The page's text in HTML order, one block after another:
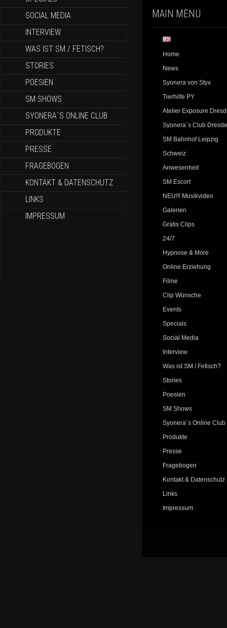
SOCIAL MEDIA
INTERVIEW
WAS IST SM / FETISCH?
STORIES
POESIEN
SM SHOWS
SYONERA`S ONLINE CLUB
PRODUKTE
PRESSE
FRAGEBOGEN
KONTAKT & DATENSCHUTZ
LINKS
IMPRESSUM
MAIN MENU
Home
News
Syonera von Styx
Tierhilfe PY
Atelier Exposure
Syonera`s Club
SM Bahnhof Leipzig
Schweiz
Anwesenheit
SM Escort
NEU!!! Musikvideo
Galerien
Gratis Clips
24/7
Hypnose & More
Online Erziehung
Filme
Clip Wünsche
Events
Specials
Social Media
Interview
Was ist SM / Fetisch?
Stories
Poesien
SM Shows
Syonera`s Online Club
Produkte
Presse
Fragebogen
Kontakt & Datenschutz
Links
Impressum